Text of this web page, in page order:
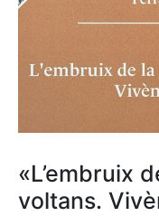
«L’embruix
voltans.